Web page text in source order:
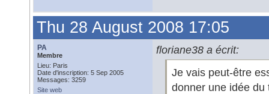
Thu 28 August 2008 17:05
PA
Membre
Lieu: Paris
Date d'inscription: 5 Sep 2005
Messages: 3259
Site web
floriane38 a écrit:
Je vais peut-être
donner une idée du